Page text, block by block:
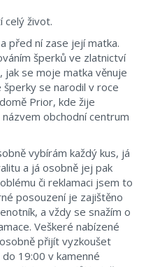
celý život.
před ní zase její matka.
šperků ve zlatnictví
jak se moje matka věnuje
šperky se narodil v roce
Prior, kde žije
obchodní centrum
vybírám každý kus, já
a já osobně jej pak
či reklamaci jsem to
posouzení je zajištěno
a vždy se snažím o
Veškeré nabízené
přijít vyzkoušet
19:00 v kamenné